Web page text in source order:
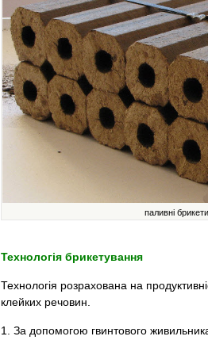
паливні
Технологія брикетування
Технологія розрахована на
клейких речовин.
1. За допомогою гвинтового